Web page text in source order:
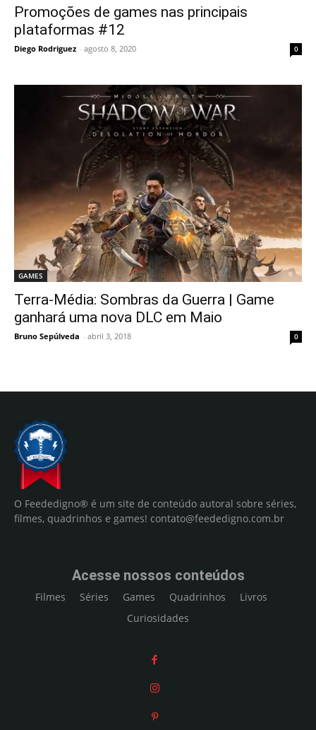
Promoções de games nas principais
plataformas #12
Diego Rodriguez - agosto 8, 2020 0
GAMES
Terra-Média: Sombras da Guerra | Game
ganhará uma nova DLC em Maio
Bruno Sepúlveda - abril 3, 2018 0
O Feededigno® é um site de conteúdo autoral sobre séries,
filmes, quadrinhos e games! contato@feededigno.com.br
Acesse nossos conteúdos
Filmes Séries Games Quadrinhos
Livros
Curiosidades